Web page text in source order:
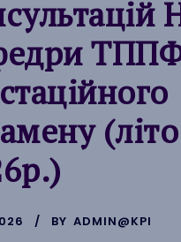
(літо
BY ADMIN@KPI